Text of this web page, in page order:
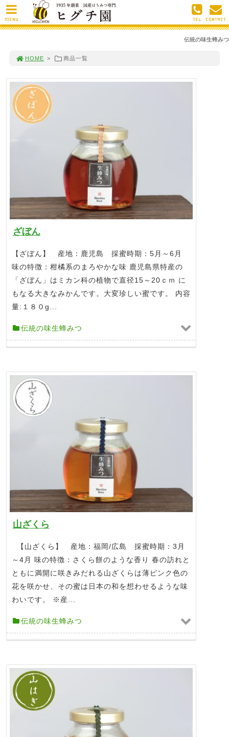
伝統の味生蜂みつ
HOME > 商品一覧
ざぼん
【ざぼん】 産地：鹿児島 採蜜時期：5月～6月
味の特徴：柑橘系のまろやかな味 鹿児島県特産の
「ざぼん」はミカン科の植物で直径15～20ｃｍ に
もなる大きなみかんです。大変珍しい蜜です。 内容
量:１８０g...
伝統の味生蜂みつ
山ざくら
【山ざくら】 産地：福岡/広島 採蜜時期：3月
～4月 味の特徴：さくら餅のような香り 春の訪れと
ともに満開に咲きみだれる山ざくらは薄ピンク色の
花を咲かせ、その蜜は日本の和を想わせるような味
わいです。 ※産...
伝統の味生蜂みつ
MENU CONTACT
TEL